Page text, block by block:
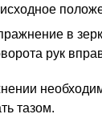
в
рук
тазом.